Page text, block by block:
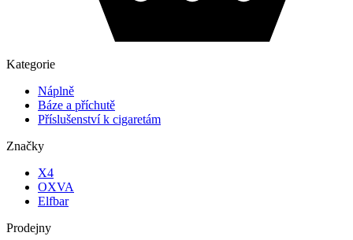
Kategorie
Náplně
Báze a příchutě
Příslušenství k cigaretám
Značky
X4
OXVA
Elfbar
Prodejny